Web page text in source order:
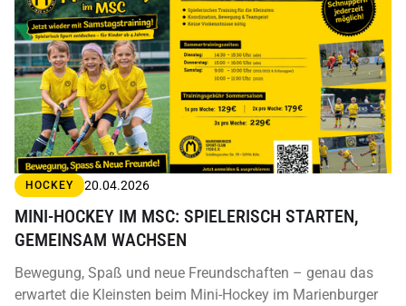
HOCKEY 20.04.2026
MINI-HOCKEY IM MSC: SPIELERISCH STARTEN,
GEMEINSAM WACHSEN
Bewegung, Spaß und neue Freundschaften – genau das
erwartet die Kleinsten beim Mini-Hockey im Marienburger